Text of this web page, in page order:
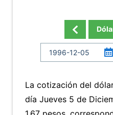
La cotización del
día Jueves 5 de